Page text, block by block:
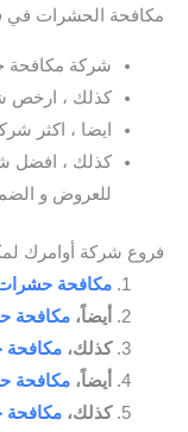
مكافحة الحشرات في
شركة مكافحة
كذلك ، ارخص
ايضا ، اكثر
كذلك ، افضل
للعروض و
فروع شركة أوامرك
مكافحة
أيضاً، مكافحة
كذلك، مكافحة
أيضاً، مكافحة
كذلك، مكافحة